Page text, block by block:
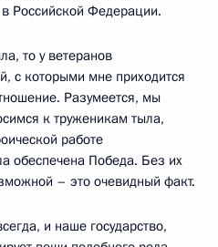
Российской Федерации.
то у ветеранов
с которыми мне приходится
Разумеется, мы
к труженикам тыла,
работе
обеспечена Победа. Без их
– это очевидный факт.
и наше государство,